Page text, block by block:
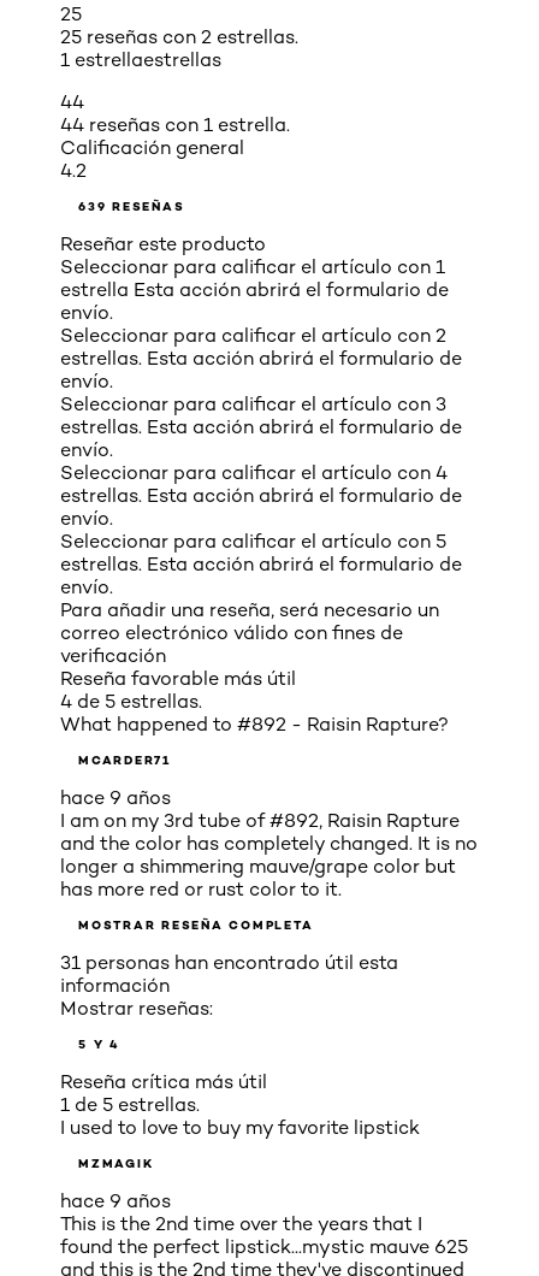
25
25 reseñas con 2 estrellas.
1 estrellaestrellas
44
44 reseñas con 1 estrella.
Calificación general
4.2
639 RESEÑAS
Reseñar este producto
Seleccionar para calificar el artículo con 1
estrella Esta acción abrirá el formulario de
envío.
Seleccionar para calificar el artículo con 2
estrellas. Esta acción abrirá el formulario de
envío.
Seleccionar para calificar el artículo con 3
estrellas. Esta acción abrirá el formulario de
envío.
Seleccionar para calificar el artículo con 4
estrellas. Esta acción abrirá el formulario de
envío.
Seleccionar para calificar el artículo con 5
estrellas. Esta acción abrirá el formulario de
envío.
Para añadir una reseña, será necesario un
correo electrónico válido con fines de
verificación
Reseña favorable más útil
4 de 5 estrellas.
What happened to #892 - Raisin Rapture?
MCARDER71
hace 9 años
I am on my 3rd tube of #892, Raisin Rapture
and the color has completely changed. It is no
longer a shimmering mauve/grape color but
has more red or rust color to it.
MOSTRAR RESEÑA COMPLETA
31 personas han encontrado útil esta
información
Mostrar reseñas:
5 Y 4
Reseña crítica más útil
1 de 5 estrellas.
I used to love to buy my favorite lipstick
MZMAGIK
hace 9 años
This is the 2nd time over the years that I
found the perfect lipstick...mystic mauve 625
and this is the 2nd time they've discontinued